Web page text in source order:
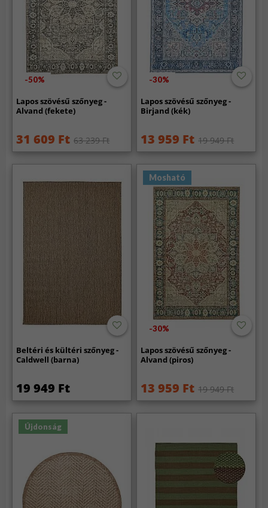
-50%
Lapos szövésű szőnyeg -
Alvand (fekete)
31 609 Ft 63 239 Ft
-30%
Lapos szövésű szőnyeg -
Birjand (kék)
13 959 Ft 19 949 Ft
Beltéri és kültéri szőnyeg -
Caldwell (barna)
19 949 Ft
Mosható
-30%
Lapos szövésű szőnyeg -
Alvand (piros)
13 959 Ft 19 949 Ft
Újdonság